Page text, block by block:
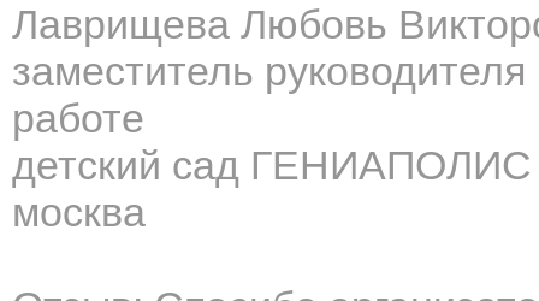
Лаврищева Любовь
заместитель
работе
детский сад ГЕНИАПОЛИС
москва